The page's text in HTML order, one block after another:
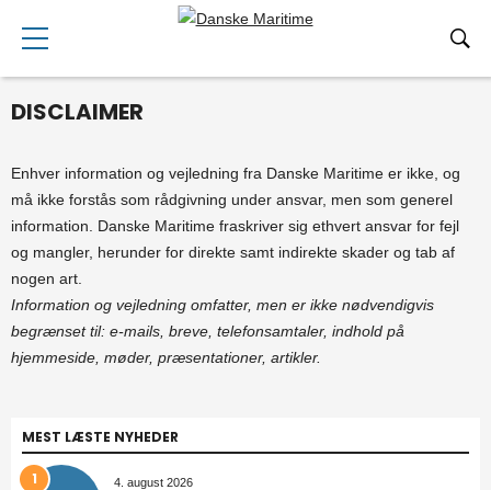
DISCLAIMER
Enhver information og vejledning fra Danske Maritime er ikke, og
må ikke forstås som rådgivning under ansvar, men som generel
information. Danske Maritime fraskriver sig ethvert ansvar for fejl
og mangler, herunder for direkte samt indirekte skader og tab af
nogen art.
Information og vejledning omfatter, men er ikke nødvendigvis
begrænset til: e-mails, breve, telefonsamtaler, indhold på
hjemmeside, møder, præsentationer, artikler.
MEST LÆSTE NYHEDER
1 4. august 2026